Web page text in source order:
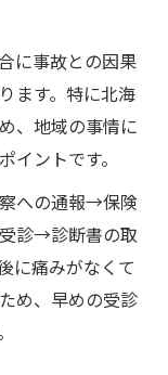
に事故との因果
ます。特に北海
、地域の事情に
イントです。
への通報→保険
診→診断書の取
に痛みがなくて
め、早めの受診